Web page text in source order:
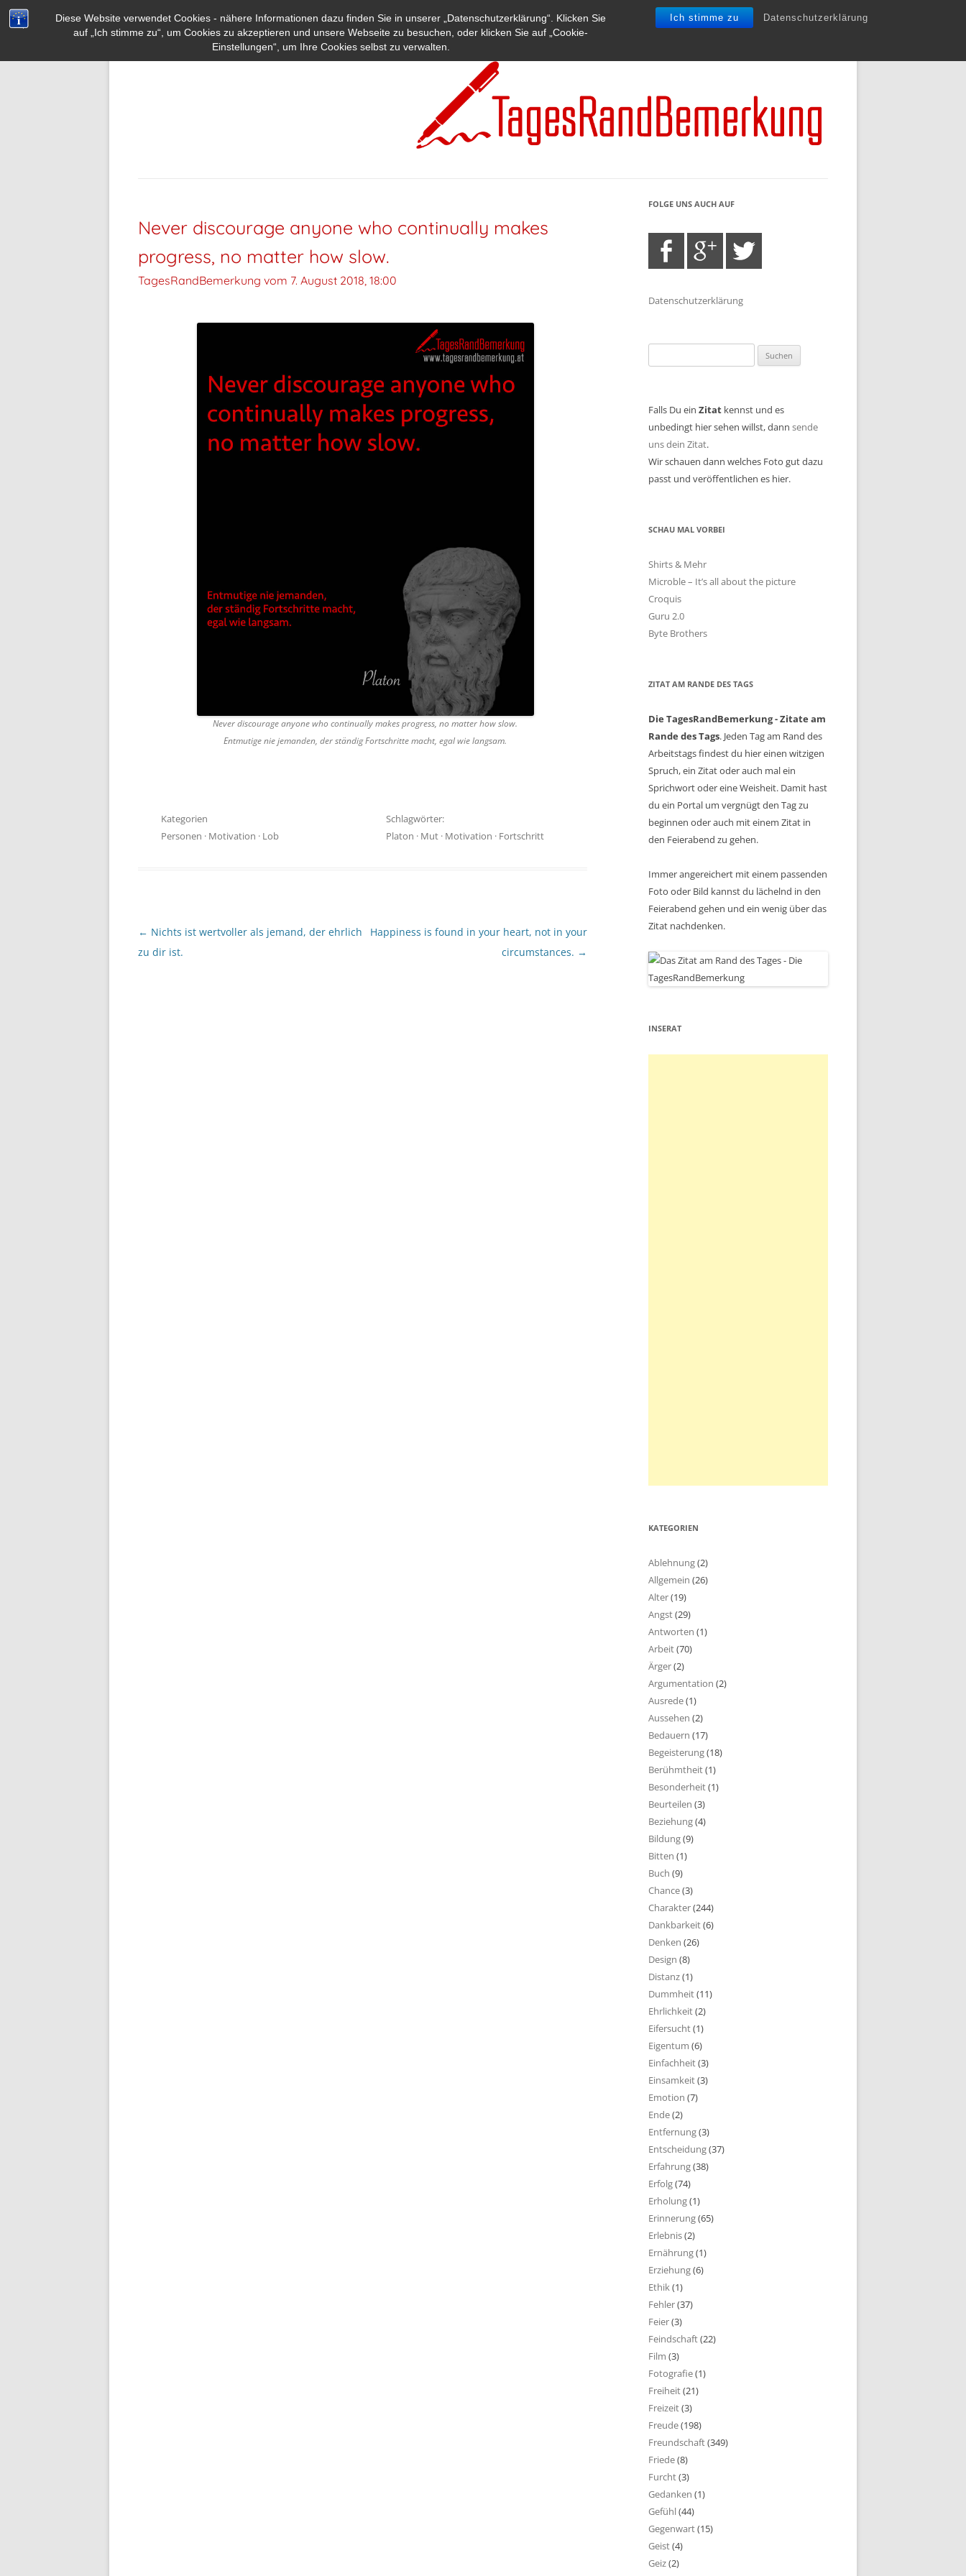
Diese Website verwendet Cookies - nähere Informationen dazu finden Sie in unserer „Datenschutzerklärung“. Klicken Sie
auf „Ich stimme zu“, um Cookies zu akzeptieren und unsere Webseite zu besuchen, oder klicken Sie auf „Cookie-
Einstellungen“, um Ihre Cookies selbst zu verwalten.
Ich stimme zu Datenschutzerklärung
Never discourage anyone who continually makes
progress, no matter how slow.
TagesRandBemerkung vom 7. August 2018, 18:00
Never discourage anyone who continually makes progress, no matter how slow.
Entmutige nie jemanden, der ständig Fortschritte macht, egal wie langsam.
Kategorien
Personen · Motivation · Lob
Schlagwörter:
Platon · Mut· Motivation · Fortschritt
Beitragsnavigation
← Nichts ist wertvoller als jemand, der ehrlich
zu dir ist.
Happiness is found in your heart, not in your
circumstances. →
FOLGE UNS AUCH AUF
Datenschutzerklärung
nach:
Falls Du ein Zitat kennst und es
unbedingt hier sehen willst, dann sende
uns dein Zitat.
Wir schauen dann welches Foto gut dazu
passt und veröffentlichen es hier.
SCHAU MAL VORBEI
Shirts & Mehr
Microble – It’s all about the picture
Croquis
Guru 2.0
Byte Brothers
ZITAT AM RANDE DES TAGS
Die TagesRandBemerkung - Zitate am
Rande des Tags. Jeden Tag am Rand des
Arbeitstags findest du hier einen witzigen
Spruch, ein Zitat oder auch mal ein
Sprichwort oder eine Weisheit. Damit hast
du ein Portal um vergnügt den Tag zu
beginnen oder auch mit einem Zitat in
den Feierabend zu gehen.
Immer angereichert mit einem passenden
Foto oder Bild kannst du lächelnd in den
Feierabend gehen und ein wenig über das
Zitat nachdenken.
INSERAT
KATEGORIEN
Ablehnung(2)
Allgemein (26)
Alter(19)
Angst(29)
Antworten (1)
Arbeit(70)
Ärger(2)
Argumentation (2)
Ausrede(1)
Aussehen (2)
Bedauern (17)
Begeisterung(18)
Berühmtheit(1)
Besonderheit(1)
Beurteilen (3)
Beziehung(4)
Bildung(9)
Bitten (1)
Buch (9)
Chance(3)
Charakter(244)
Dankbarkeit(6)
Denken (26)
Design (8)
Distanz(1)
Dummheit(11)
Ehrlichkeit(2)
Eifersucht(1)
Eigentum (6)
Einfachheit(3)
Einsamkeit(3)
Emotion (7)
Ende(2)
Entfernung(3)
Entscheidung(37)
Erfahrung(38)
Erfolg(74)
Erholung(1)
Erinnerung(65)
Erlebnis(2)
Ernährung(1)
Erziehung(6)
Ethik(1)
Fehler(37)
Feier(3)
Feindschaft(22)
Film (3)
Fotografie(1)
Freiheit(21)
Freizeit(3)
Freude(198)
Freundschaft(349)
Friede(8)
Furcht(3)
Gedanken (1)
Gefühl(44)
Gegenwart(15)
Geist(4)
Geiz(2)